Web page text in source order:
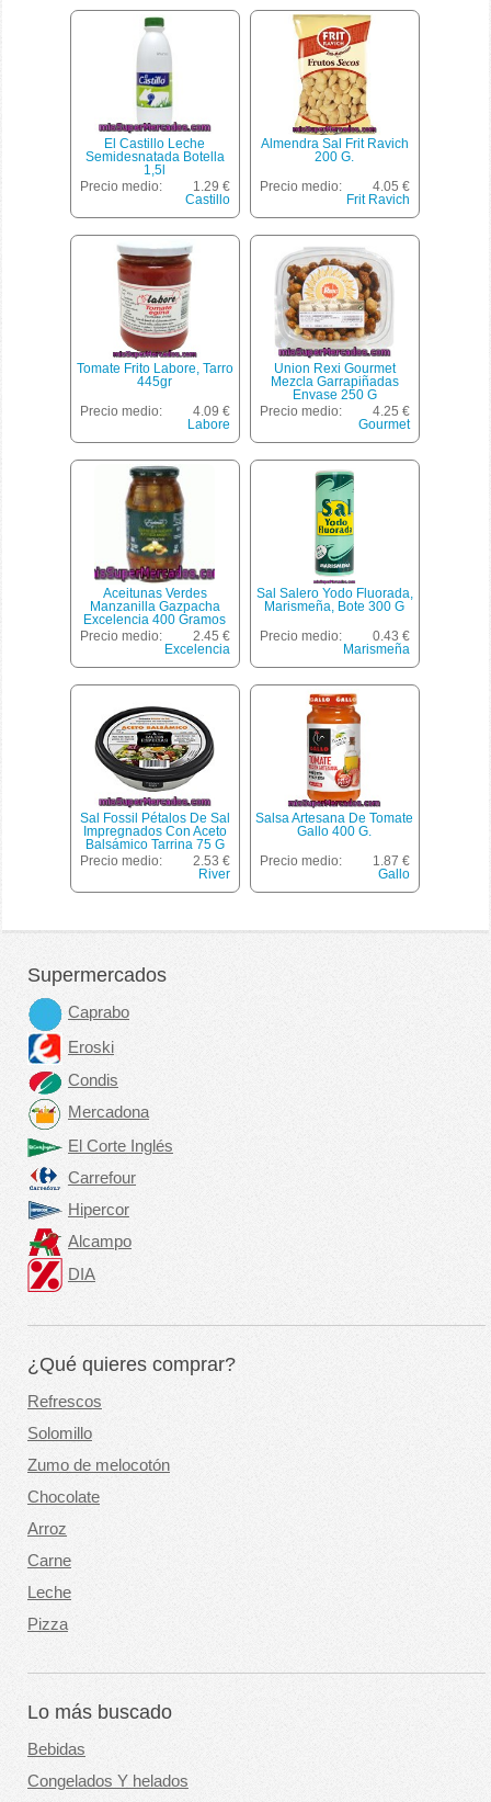
El Castillo Leche
Semidesnatada Botella
1,5l
Precio medio:
1.29 €
Castillo
Almendra Sal Frit Ravich
200 G.
Precio medio:
4.05 €
Frit Ravich
Tomate Frito Labore, Tarro
445gr
Precio medio:
4.09 €
Labore
Union Rexi Gourmet
Mezcla Garrapiñadas
Envase 250 G
Precio medio:
4.25 €
Gourmet
Aceitunas Verdes
Manzanilla Gazpacha
Excelencia 400 Gramos
Precio medio:
2.45 €
Excelencia
Sal Salero Yodo Fluorada,
Marismeña, Bote 300 G
Precio medio:
0.43 €
Marismeña
Sal Fossil Pétalos De Sal
Impregnados Con Aceto
Balsámico Tarrina 75 G
Precio medio:
2.53 €
River
Salsa Artesana De Tomate
Gallo 400 G.
Precio medio:
1.87 €
Gallo
Supermercados
Caprabo
Eroski
Condis
Mercadona
El Corte Inglés
Carrefour
Hipercor
Alcampo
DIA
¿Qué quieres comprar?
Refrescos
Solomillo
Zumo de melocotón
Chocolate
Arroz
Carne
Leche
Pizza
Lo más buscado
Bebidas
Congelados Y helados